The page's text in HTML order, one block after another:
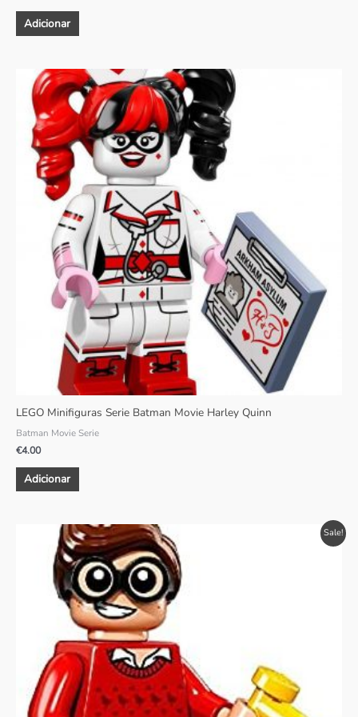
Adicionar
LEGO Minifiguras Serie Batman Movie Harley Quinn
Batman Movie Serie
€4.00
Adicionar
Sale!
preço
original
era:
€5.00.
O
preço
atual
é:
€3.50.